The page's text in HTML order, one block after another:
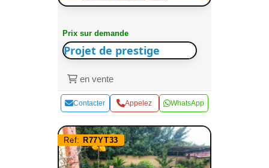
Prix sur demande
Projet de prestige
en vente
Contacter Appelez WhatsApp
Ref: R77YT33